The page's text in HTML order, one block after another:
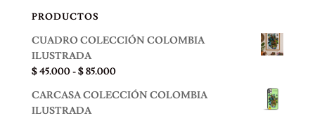
PRODUCTOS
CUADRO COLECCIÓN COLOMBIA
ILUSTRADA
$45.000-$85.000Rango
precios:
CARCASA COLECCIÓN COLOMBIA
ILUSTRADA